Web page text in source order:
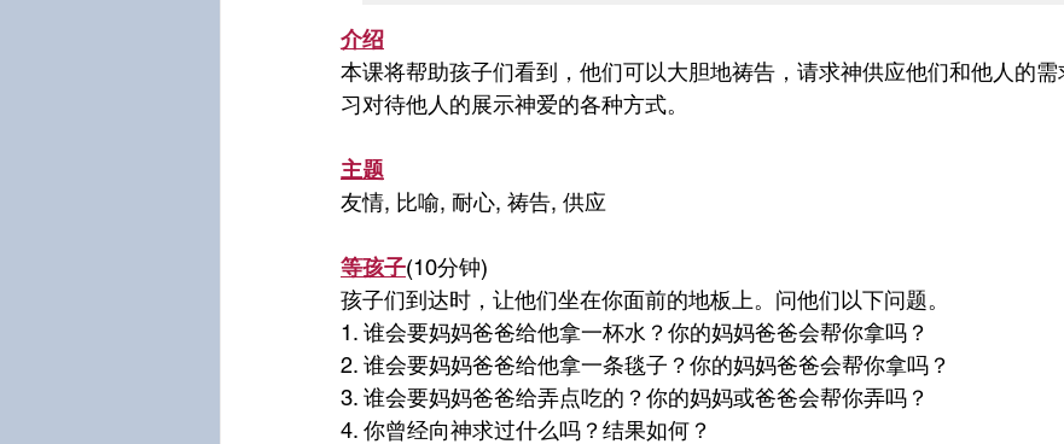
介绍
本课将帮助孩子们看到，他们可以大胆地祷告，请求神供应他们和他人的
习对待他人的展示神爱的各种方式。
主题
友情, 比喻, 耐心, 祷告, 供应
等孩子(10分钟)
孩子们到达时，让他们坐在你面前的地板上。问他们以下问题。
1. 谁会要妈妈爸爸给他拿一杯水？你的妈妈爸爸会帮你拿吗？
2. 谁会要妈妈爸爸给他拿一条毯子？你的妈妈爸爸会帮你拿吗？
3. 谁会要妈妈爸爸给弄点吃的？你的妈妈或爸爸会帮你弄吗？
4. 你曾经向神求过什么吗？结果如何？